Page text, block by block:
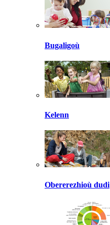
Bugaligoù
Kelenn
Obererezhioù dudi